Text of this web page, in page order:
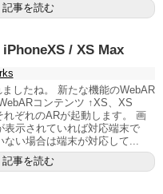
記事を読む
/ XS Max
したね。 新たな機能のWebAR
コンテンツ ↑XS、XS
れぞれのARが起動します。 画
表示されていれば対応端末で
い場合は端末が対応して...
記事を読む